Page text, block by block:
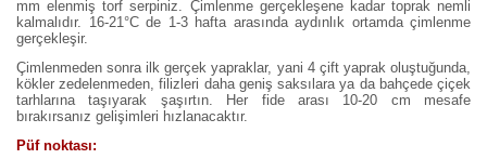
mm elenmiş torf serpiniz. Çimlenme gerçekleşene kadar toprak nemli
kalmalıdır. 16-21°C de 1-3 hafta arasında aydınlık ortamda çimlenme
gerçekleşir.
Çimlenmeden sonra ilk gerçek yapraklar, yani 4 çift yaprak oluştuğunda,
kökler zedelenmeden, filizleri daha geniş saksılara ya da bahçede çiçek
tarhlarına taşıyarak şaşırtın. Her fide arası 10-20 cm mesafe
bırakırsanız gelişimleri hızlanacaktır.
Püf noktası: